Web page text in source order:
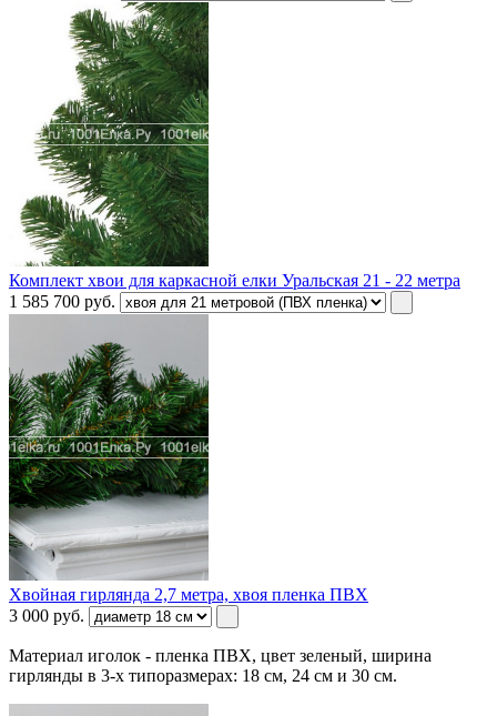
Комплект хвои для каркасной елки Уральская 21 - 22 метра
1 585 700 руб.
Хвойная гирлянда 2,7 метра, хвоя пленка ПВХ
3 000 руб.
Материал иголок - пленка ПВХ, цвет зеленый, ширина
гирлянды в 3-х типоразмерах: 18 см, 24 см и 30 см.